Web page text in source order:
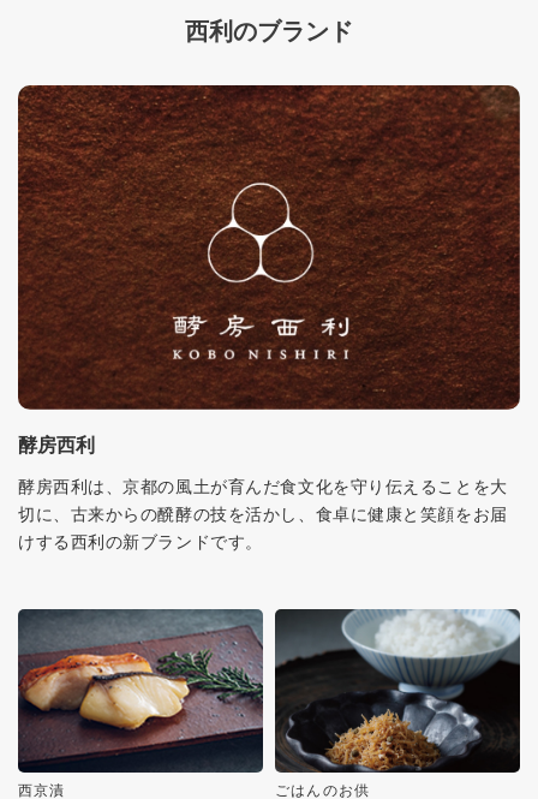
西利のブランド
酵房西利
酵房西利は、京都の風土が育んだ食文化を守り伝えることを大
切に、古来からの醗酵の技を活かし、食卓に健康と笑顔をお届
けする西利の新ブランドです。
西京漬 ごはんのお供